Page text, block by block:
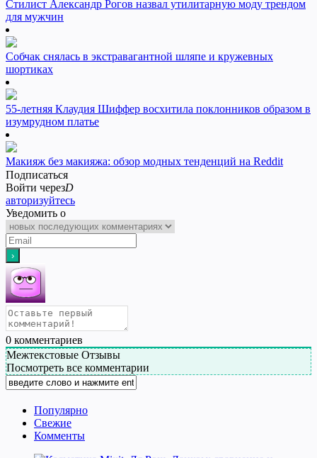
Стилист Александр Рогов назвал утилитарную моду трендом
для мужчин
Собчак снялась в экстравагантной шляпе и кружевных
шортиках
55-летняя Клаудия Шиффер восхитила поклонников образом в
изумрудном платье
Макияж без макияжа: обзор модных тенденций на Reddit
Подписаться
Войти черезD
авторизуйтесь
Уведомить о
0 комментариев
Межтекстовые Отзывы
Посмотреть все комментарии
Популярно
Свежие
Комменты